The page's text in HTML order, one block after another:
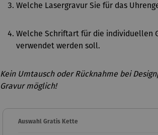
Welche Lasergravur Sie für das
Welche Schriftart für die individuellen
verwendet werden soll.
Kein Umtausch oder Rücknahme bei
Gravur möglich!
Auswahl Gratis Kette